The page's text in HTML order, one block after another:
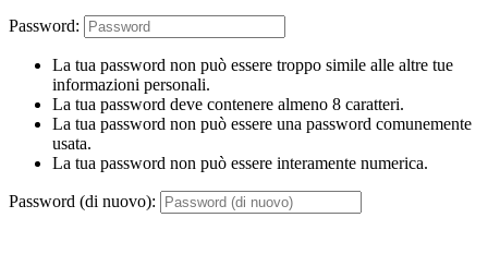
Password:
La tua password non può essere troppo simile alle altre tue
informazioni personali.
La tua password deve contenere almeno 8 caratteri.
La tua password non può essere una password comunemente
usata.
La tua password non può essere interamente numerica.
Password (di nuovo):